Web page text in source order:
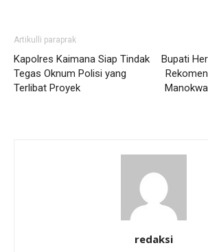
Artikulli paraprak
Kapolres Kaimana Siap Tindak
Tegas Oknum Polisi yang
Terlibat Proyek
Bupati
redaksi